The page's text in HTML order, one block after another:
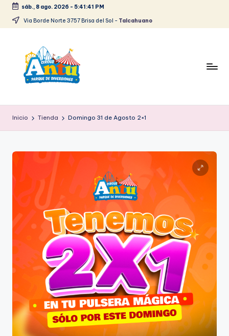
Saltar
sáb., 8 ago. 2026 - 5:41:42 PM
Via Borde Norte 3757 Brisa del Sol - Talcahuano
Inicio Tienda Domingo 31 de Agosto 2×1